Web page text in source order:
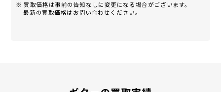
※ 買取価格は事前の告知なしに変更になる場合がございます。
最新の買取価格はお問い合わせください。